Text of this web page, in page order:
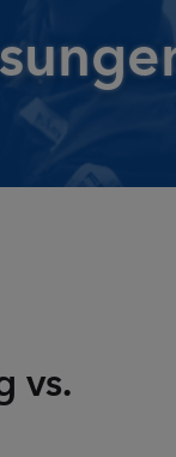
vs.